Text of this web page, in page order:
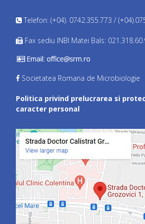
Telefon: (+04). 0742.355.773 /
Fax sediu INBI Matei Bals:
Societatea Romana de Microbiologie
Politica privind prelucrarea si
caracter personal